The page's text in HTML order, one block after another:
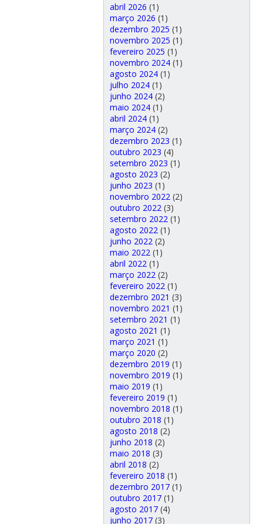
abril 2026 (1)
março 2026 (1)
dezembro 2025 (1)
novembro 2025 (1)
fevereiro 2025 (1)
novembro 2024(1)
agosto 2024(1)
julho 2024(1)
junho 2024(2)
maio 2024(1)
abril 2024(1)
março 2024(2)
dezembro 2023 (1)
outubro 2023 (4)
setembro 2023 (1)
agosto 2023 (2)
junho 2023 (1)
novembro 2022 (2)
outubro 2022 (3)
setembro 2022 (1)
agosto 2022 (1)
junho 2022 (2)
maio 2022 (1)
abril 2022 (1)
março 2022 (2)
fevereiro 2022 (1)
dezembro 2021 (3)
novembro 2021 (1)
setembro 2021 (1)
agosto 2021 (1)
março 2021 (1)
março 2020 (2)
dezembro 2019 (1)
novembro 2019 (1)
maio 2019 (1)
fevereiro 2019 (1)
novembro 2018 (1)
outubro 2018 (1)
agosto 2018 (2)
junho 2018 (2)
maio 2018 (3)
abril 2018 (2)
fevereiro 2018 (1)
dezembro 2017(1)
outubro 2017(1)
agosto 2017(4)
junho 2017(3)